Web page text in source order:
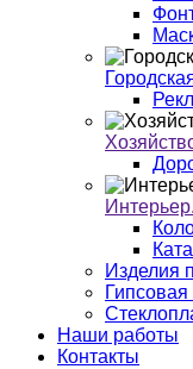
Изделия
Наши работы
Контакты